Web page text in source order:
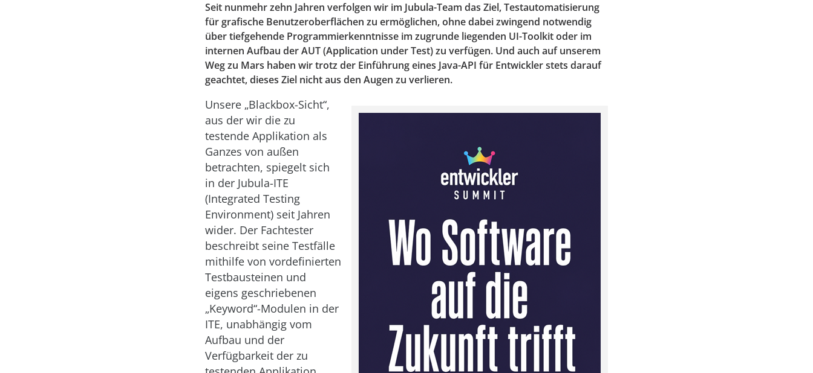
Seit nunmehr zehn Jahren verfolgen wir im Jubula-Team das Ziel, Testautomatisierung
für grafische Benutzeroberflächen zu ermöglichen, ohne dabei zwingend notwendig
über tiefgehende Programmierkenntnisse im zugrunde liegenden UI-Toolkit oder im
internen Aufbau der AUT (Application under Test) zu verfügen. Und auch auf unserem
Weg zu Mars haben wir trotz der Einführung eines Java-API für Entwickler stets darauf
geachtet, dieses Ziel nicht aus den Augen zu verlieren.
Unsere „Blackbox-Sicht“,
aus der wir die zu
testende Applikation als
Ganzes von außen
betrachten, spiegelt sich
in der Jubula-ITE
(Integrated Testing
Environment) seit Jahren
wider. Der Fachtester
beschreibt seine Testfälle
mithilfe von vordefinierten
Testbausteinen und
eigens geschriebenen
„Keyword“-Modulen in der
ITE, unabhängig vom
Aufbau und der
Verfügbarkeit der zu